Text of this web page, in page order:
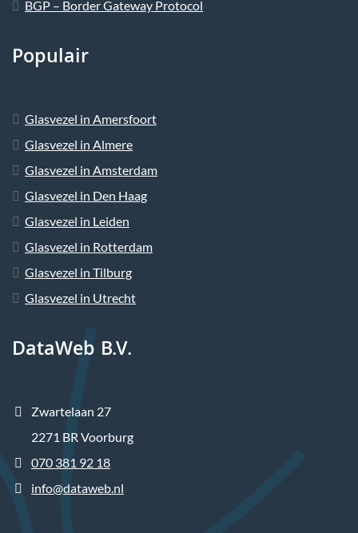
BGP – Border Gateway Protocol
Populair
Glasvezel in Amersfoort
Glasvezel in Almere
Glasvezel in Amsterdam
Glasvezel in Den Haag
Glasvezel in Leiden
Glasvezel in Rotterdam
Glasvezel in Tilburg
Glasvezel in Utrecht
DataWeb B.V.
Zwartelaan 27
2271 BR Voorburg
070 381 92 18
info@dataweb.nl